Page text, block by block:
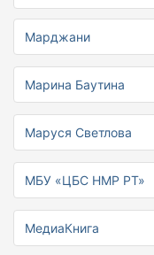
Марджани
Марина Баутина
Маруся Светлова
МБУ «ЦБС НМР РТ»
МедиаКнига